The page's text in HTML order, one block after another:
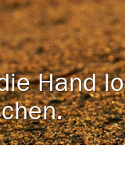
Hand